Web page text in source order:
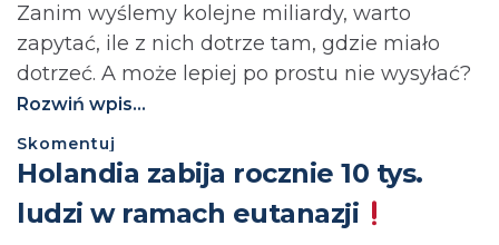
Zanim wyślemy kolejne miliardy, warto
zapytać, ile z nich dotrze tam, gdzie miało
dotrzeć. A może lepiej po prostu nie wysyłać?⁩
Rozwiń wpis...
Skomentuj
Holandia zabija rocznie 10 tys.
ludzi w ramach eutanazji